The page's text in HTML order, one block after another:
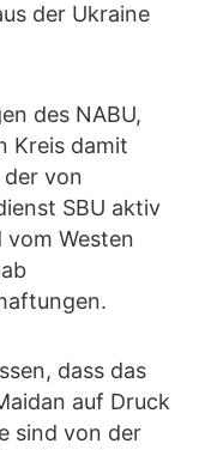
der Ukraine
des NABU,
Kreis damit
von
SBU aktiv
vom Westen
dass das
auf Druck
sind von der